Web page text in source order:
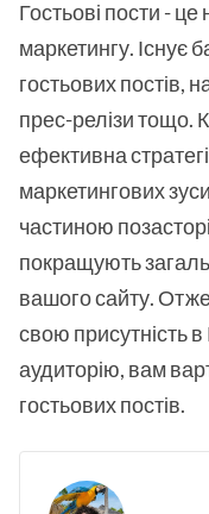
Гостьові пости -
маркетингу. Існує
гостьових постів,
прес-релізи тощо.
ефективна
маркетингових
частиною
покращують
вашого сайту.
свою присутність в
аудиторію, вам
гостьових постів.